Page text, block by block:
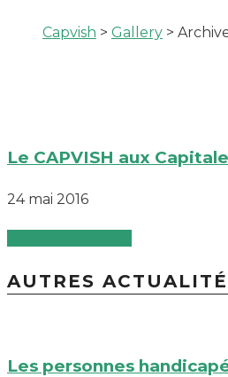
Capvish > Gallery >
Le CAPVISH aux
24 mai 2016
AUTRES
Les personnes